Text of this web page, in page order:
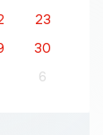
23
30
6